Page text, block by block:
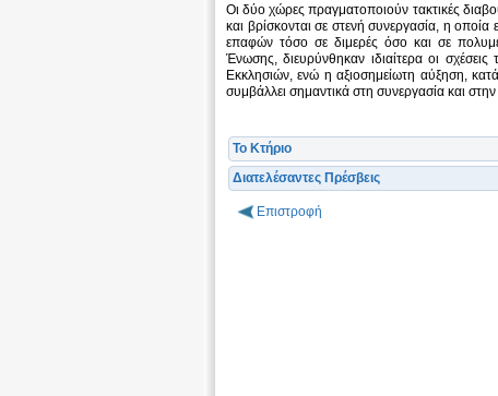
Οι δύο χώρες πραγματοποιούν τακτικές
και βρίσκονται σε στενή συνεργασία, η οποία
επαφών τόσο σε διμερές όσο και σε
Ένωσης, διευρύνθηκαν ιδιαίτερα οι
Εκκλησιών, ενώ η αξιοσημείωτη αύξηση,
συμβάλλει σημαντικά στη συνεργασία και
Το Κτήριο
Διατελέσαντες Πρέσβεις
Επιστροφή